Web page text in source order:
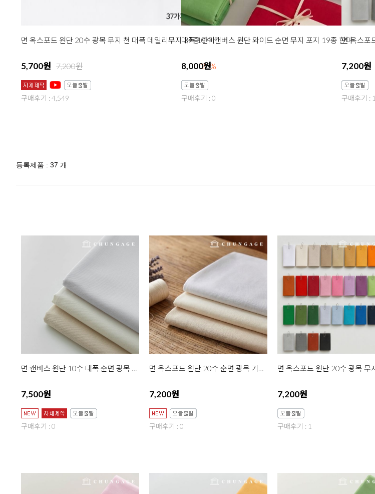
면 옥스포드 원단 20수 광목 무지 천 대폭 데일리무지 37종 한마
5,700원 7,200원 21%
구매후기 : 4,549
대폭 10수 캔버스 원단 와이드 순면 무지 포지 19종 한마
8,000원
구매후기 : 0
7,200원
구매후기 : 1
등록제품 : 37 개
면 캔버스 원단 10수 대폭 순면 광목 기본 무지 천 원단 커먼 캔버스 3종 한마
7,500원
구매후기 : 0
면 옥스포드 원단 20수 순면 광목 기본 무지 천 대폭 파이버 무지 3종
7,200원
구매후기 : 0
7,200원
구매후기 : 1